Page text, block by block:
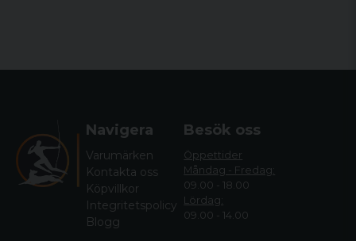
Navigera
Varumärken
Kontakta oss
Köpvillkor
Integritetspolicy
Blogg
Besök oss
Öppettider
Måndag - Fredag:
09.00 - 18.00
Lördag:
09.00 - 14.00